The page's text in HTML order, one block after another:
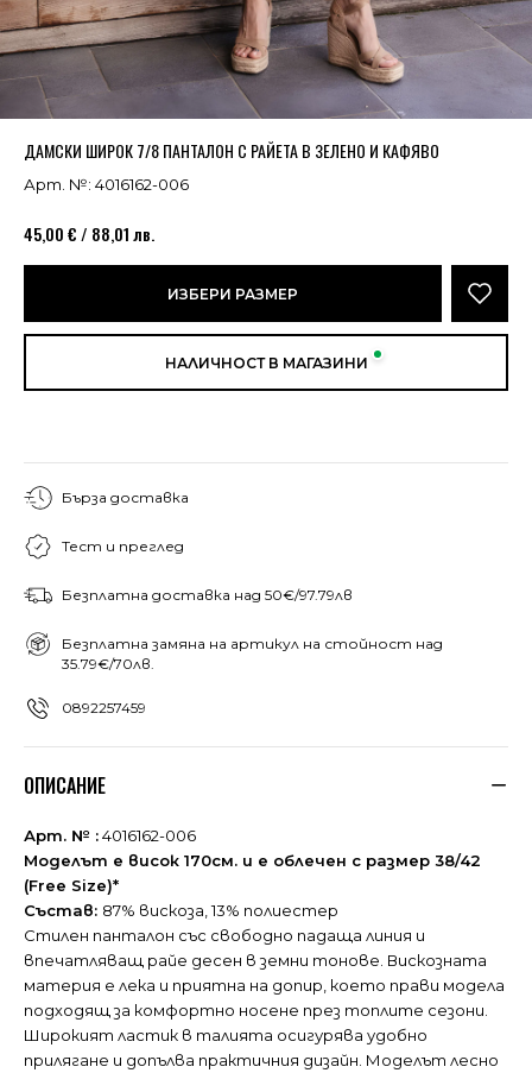
Успешно добавено в кошницата
ДАМСКИ ШИРОК 7/8 ПАНТАЛОН С РАЙЕТА В ЗЕЛЕНО И КАФЯВО
Арт. №: 4016162-006
45,00 € / 88,01 лв.
ИЗБЕРИ РАЗМЕР
НАЛИЧНОСТ В МАГАЗИНИ
Бърза доставка
Тест и преглед
Безплатна доставка над 50€/97.79лв
Безплатна замяна на артикул на стойност над
35.79€/70лв.
0892257459
ОПИСАНИЕ
Арт. № :4016162-006
Моделът е висок 170см. и е облечен с размер 38/42
(Free Size)*
Състав: 87% вискоза, 13% полиестер
Стилен панталон със свободно падаща линия и
впечатляващ райе десен в земни тонове. Вискозната
материя е лека и приятна на допир, което прави модела
подходящ за комфортно носене през топлите сезони.
Широкият ластик в талията осигурява удобно
прилягане и допълва практичния дизайн. Моделът лесно